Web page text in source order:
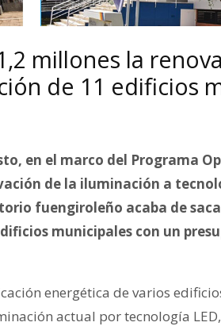
millones la
de 11 edificios
en el marco del Programa
de la iluminación a
fuengiroleño acaba de
municipales con un
energética de varios
actual por tecnología